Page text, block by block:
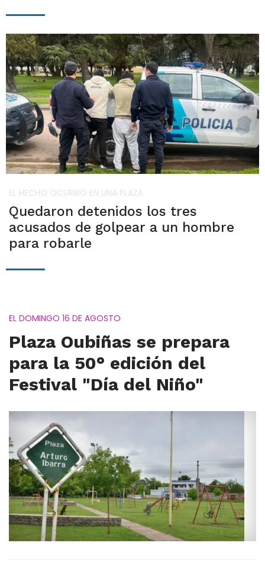
EL HECHO OCURRIÓ EN UNA PLAZA
Quedaron detenidos los tres
acusados de golpear a un hombre
para robarle
EL DOMINGO 16 DE AGOSTO
Plaza Oubiñas se prepara
para la 50° edición del
Festival "Día del Niño"